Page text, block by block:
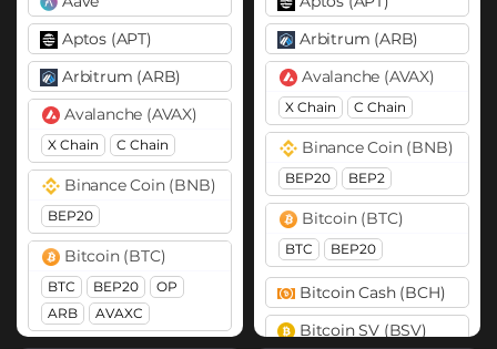
Aptos (APT)
Arbitrum (ARB)
Avalanche (AVAX)
X Chain C Chain
Binance Coin (BNB)
BEP20
Bitcoin (BTC)
BTC BEP20
OP
ARB
AVAXC
Arbitrum (ARB)
Avalanche (AVAX)
X Chain C Chain
Binance Coin (BNB)
BEP20 BEP2
Bitcoin (BTC)
BTC BEP20
Bitcoin Cash (BCH)
Bitcoin SV (BSV)